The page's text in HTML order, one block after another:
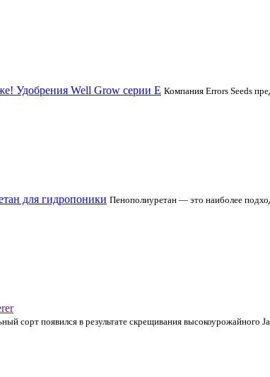
Удобрения Well Grow серии Е Компания Errors Seeds
для гидропоники Пенополиуретан — это наиболее
сорт появился в результате скрещивания высокоурожайного